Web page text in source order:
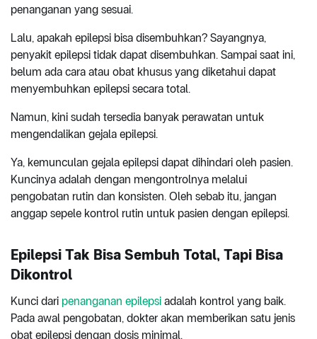
penanganan yang sesuai.
Lalu, apakah epilepsi bisa disembuhkan? Sayangnya,
penyakit epilepsi tidak dapat disembuhkan. Sampai saat ini,
belum ada cara atau obat khusus yang diketahui dapat
menyembuhkan epilepsi secara total.
Namun, kini sudah tersedia banyak perawatan untuk
mengendalikan gejala epilepsi.
Ya, kemunculan gejala epilepsi dapat dihindari oleh pasien.
Kuncinya adalah dengan mengontrolnya melalui
pengobatan rutin dan konsisten. Oleh sebab itu, jangan
anggap sepele kontrol rutin untuk pasien dengan epilepsi.
Epilepsi Tak Bisa Sembuh Total, Tapi Bisa
Dikontrol
Kunci dari penanganan epilepsi adalah kontrol yang baik.
Pada awal pengobatan, dokter akan memberikan satu jenis
obat epilepsi dengan dosis minimal.